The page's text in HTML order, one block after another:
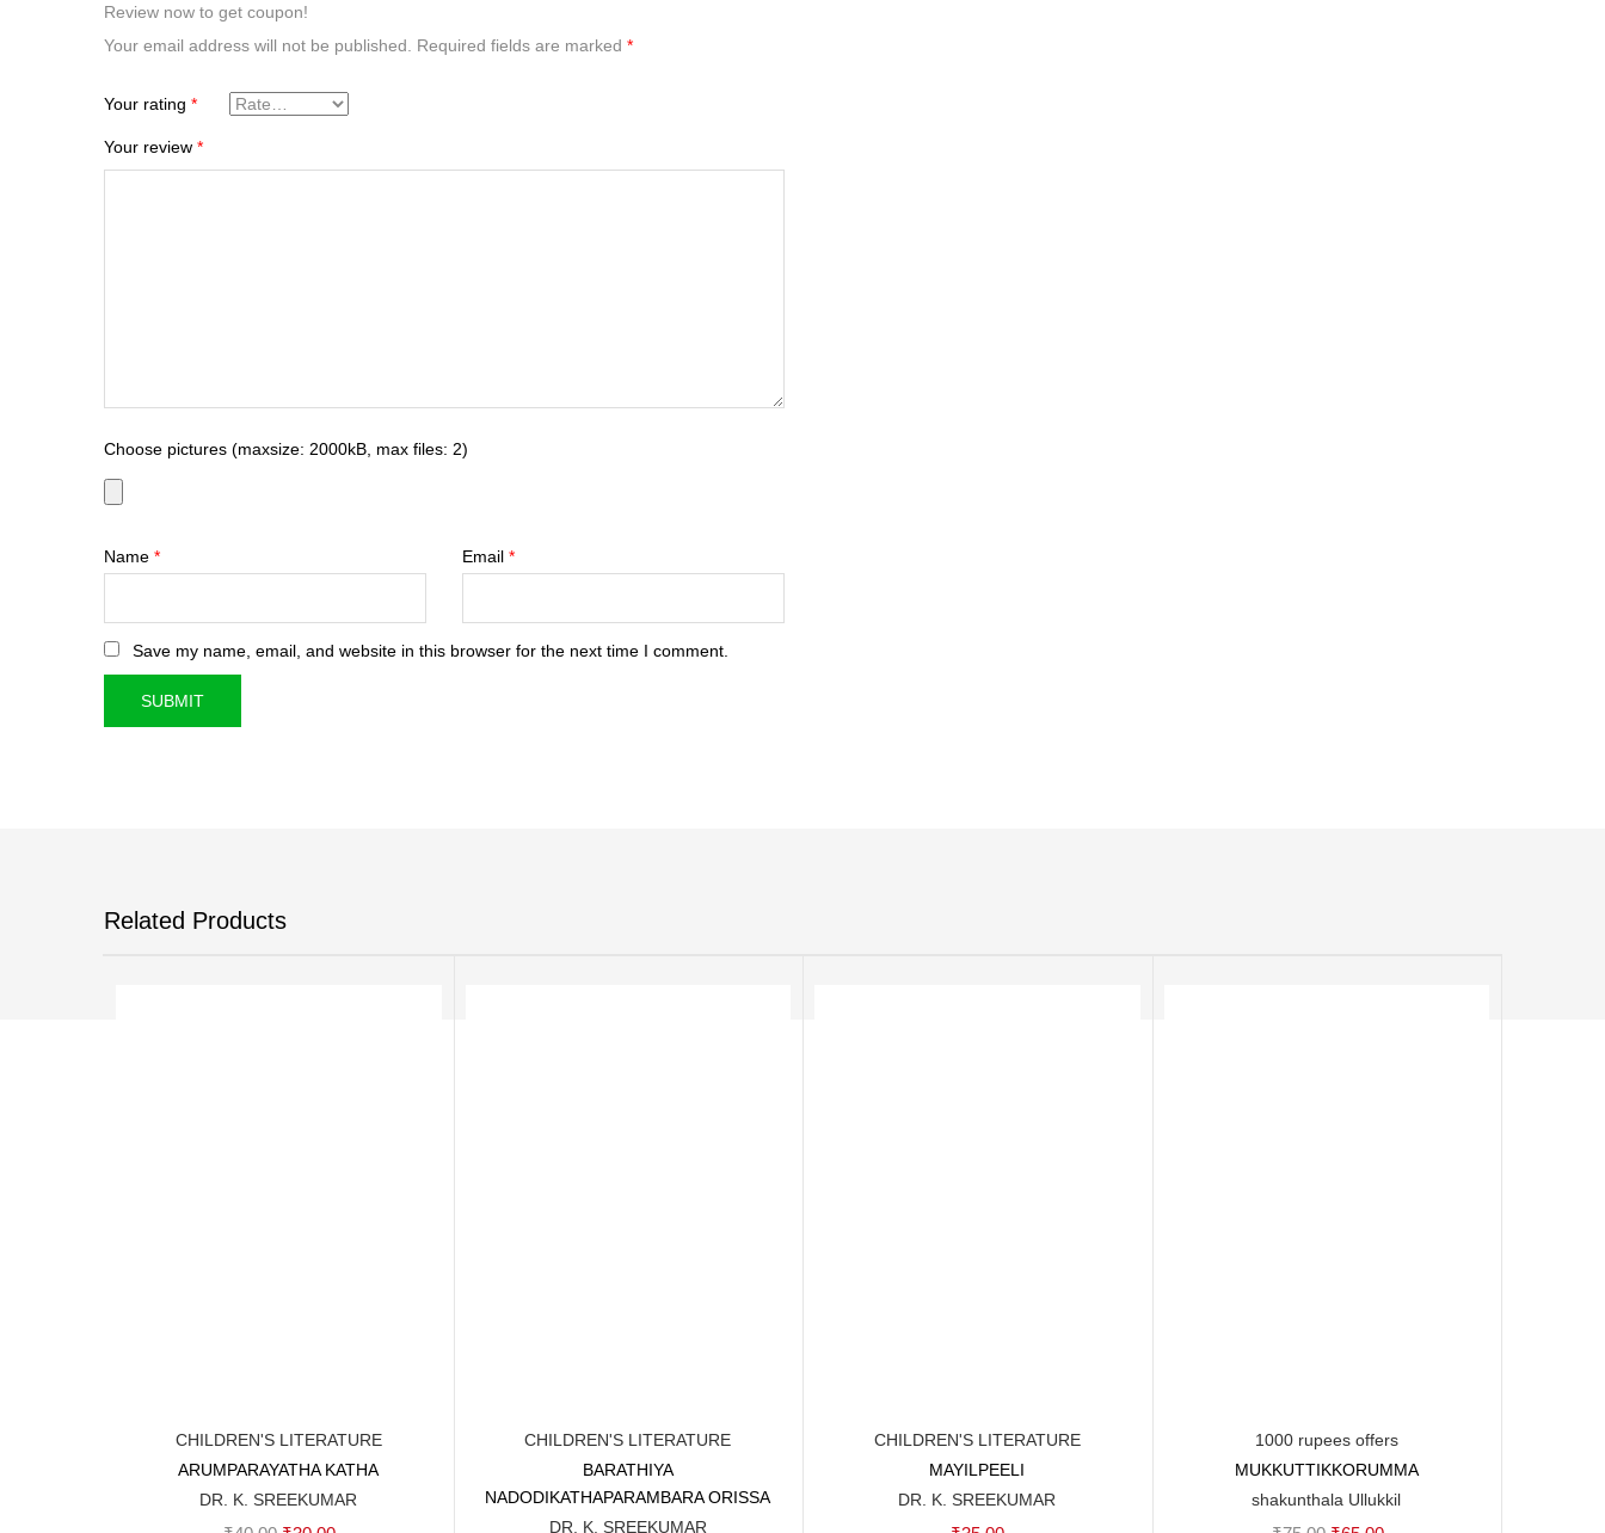
Review now to get coupon!
Your email address will not be published.
Required fields are marked *
Your rating *
Your review *
Choose pictures (maxsize: 2000kB, max files: 2)
Name * Email *
Save my name, email, and website in this browser for the next time I comment.
Related Products
CHILDREN'S LITERATURE
Add to cart
ARUMPARAYATHA KATHA
DR. K. SREEKUMAR
CHILDREN'S LITERATURE
Add to cart
BARATHIYA
NADODIKATHAPARAMBARA ORISSA
DR. K. SREEKUMAR
CHILDREN'S LITERATURE
Add to cart
MAYILPEELI
DR. K. SREEKUMAR
1000 rupees offers
Add to cart
MUKKUTTIKKORUMMA
shakunthala Ullukkil